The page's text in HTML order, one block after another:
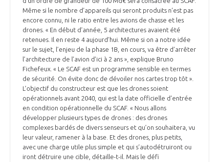
Même si le nombre d’appareils qui seront produits n’est pas
encore connu, ni le ratio entre les avions de chasse et les
drones. « En début d’année, 5 architectures avaient été
retenues. Il en reste 4 aujourd’hui. Même si on a notre idée
sur le sujet, l’enjeu de la phase 1B, en cours, va être d’arrêter
l’architecture de l’avion d’ici à 2 ans », explique Bruno
Fichefeux. « Le SCAF est un programme sensible en termes
de sécurité. On évite donc de dévoiler nos cartes trop tôt ».
L’objectif du constructeur est que les drones soient
opérationnels avant 2040, qui est la date officielle d’entrée
en condition opérationnelle du SCAF. « Nous allons
développer plusieurs types de drones : des drones
complexes bardés de divers senseurs et qu’on souhaitera, vu
leur valeur, ramener à la base. Et des drones, plus petits,
avec une charge utile plus simple et qui s’autodétruiront ou
iront détruire une cible, détaille-t-il. Mais le défi